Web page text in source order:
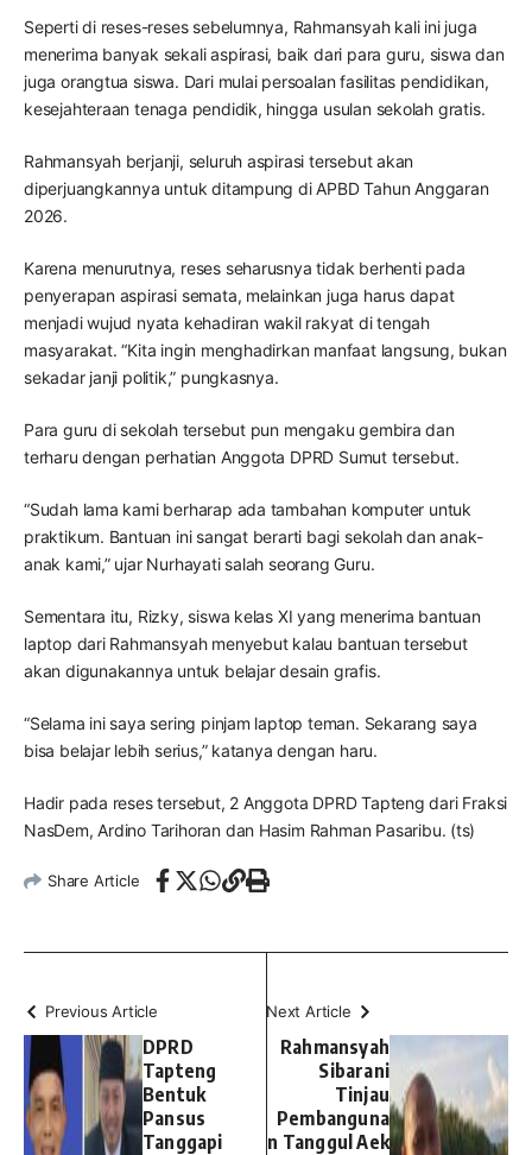
Seperti di reses-reses sebelumnya, Rahmansyah kali ini juga
menerima banyak sekali aspirasi, baik dari para guru, siswa dan
juga orangtua siswa. Dari mulai persoalan fasilitas pendidikan,
kesejahteraan tenaga pendidik, hingga usulan sekolah gratis.
Rahmansyah berjanji, seluruh aspirasi tersebut akan
diperjuangkannya untuk ditampung di APBD Tahun Anggaran
2026.
Karena menurutnya, reses seharusnya tidak berhenti pada
penyerapan aspirasi semata, melainkan juga harus dapat
menjadi wujud nyata kehadiran wakil rakyat di tengah
masyarakat. “Kita ingin menghadirkan manfaat langsung, bukan
sekadar janji politik,” pungkasnya.
Para guru di sekolah tersebut pun mengaku gembira dan
terharu dengan perhatian Anggota DPRD Sumut tersebut.
“Sudah lama kami berharap ada tambahan komputer untuk
praktikum. Bantuan ini sangat berarti bagi sekolah dan anak-
anak kami,” ujar Nurhayati salah seorang Guru.
Sementara itu, Rizky, siswa kelas XI yang menerima bantuan
laptop dari Rahmansyah menyebut kalau bantuan tersebut
akan digunakannya untuk belajar desain grafis.
“Selama ini saya sering pinjam laptop teman. Sekarang saya
bisa belajar lebih serius,” katanya dengan haru.
Hadir pada reses tersebut, 2 Anggota DPRD Tapteng dari Fraksi
NasDem, Ardino Tarihoran dan Hasim Rahman Pasaribu. (ts)
Share Article
Previous Article
DPRD
Tapteng
Bentuk
Pansus
Tanggapi
Next Article
Rahmansyah
Sibarani
Tinjau
Pembanguna
n Tanggul Aek